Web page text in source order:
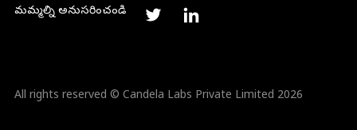
మమ్మల్ని అనుసరించండి
All rights reserved © Candela Labs Private Limited 2026